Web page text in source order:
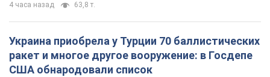
4 часа назад 63,8 т.
Украина приобрела у Турции 70 баллистических
ракет и многое другое вооружение: в Госдепе
США обнародовали список